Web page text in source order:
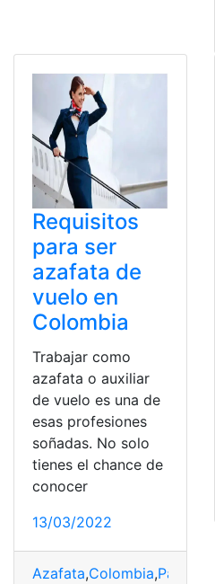
Requisitos
para ser
azafata de
vuelo en
Colombia
Trabajar como
azafata o auxiliar
de vuelo es una de
esas profesiones
soñadas. No solo
tienes el chance de
conocer
13/03/2022
Azafata,Colombia,Pasajeros